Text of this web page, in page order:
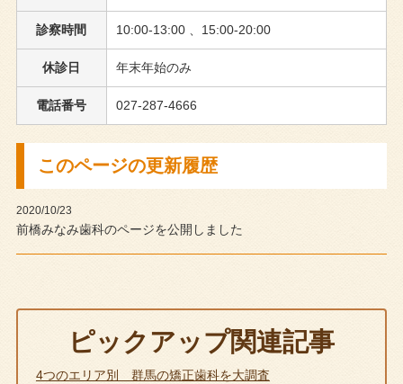
診察時間 10:00-13:00 、15:00-20:00
休診日 年末年始のみ
電話番号 027-287-4666
このページの更新履歴
2020/10/23
前橋みなみ歯科のページを公開しました
ピックアップ関連記事
4つのエリア別 群馬の矯正歯科を大調査